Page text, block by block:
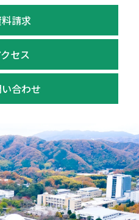
請求
セス
合わせ